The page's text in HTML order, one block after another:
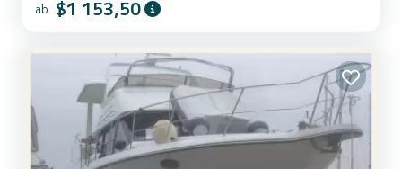
beispielloser Vielseitigkeit. | Entworfen für professionelle
auch bei rauer See eine sichere und komfortable Navigation, währ...
ab $1 153,50